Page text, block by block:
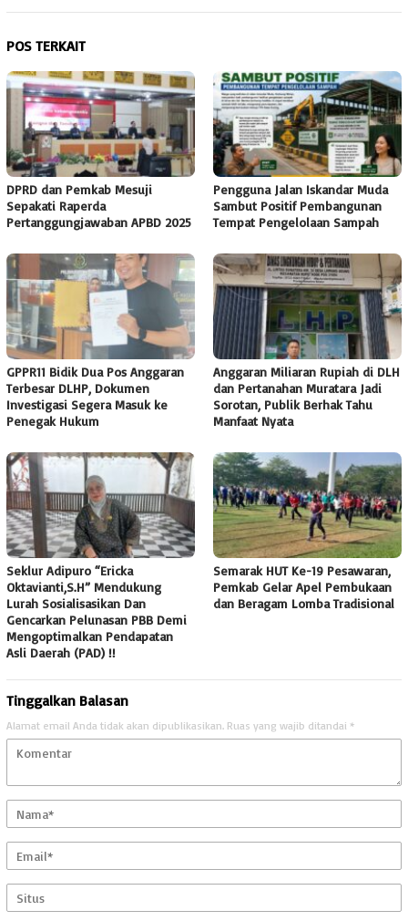
POS TERKAIT
DPRD dan Pemkab Mesuji
Sepakati Raperda
Pertanggungjawaban APBD 2025
Pengguna Jalan Iskandar Muda
Sambut Positif Pembangunan
Tempat Pengelolaan Sampah
GPPR11 Bidik Dua Pos Anggaran
Terbesar DLHP, Dokumen
Investigasi Segera Masuk ke
Penegak Hukum
Anggaran Miliaran Rupiah di DLH
dan Pertanahan Muratara Jadi
Sorotan, Publik Berhak Tahu
Manfaat Nyata
Seklur Adipuro “Ericka
Oktavianti,S.H” Mendukung
Lurah Sosialisasikan Dan
Gencarkan Pelunasan PBB Demi
Mengoptimalkan Pendapatan
Asli Daerah (PAD) !!
Semarak HUT Ke-19 Pesawaran,
Pemkab Gelar Apel Pembukaan
dan Beragam Lomba Tradisional
Tinggalkan Balasan
Alamat email Anda tidak akan dipublikasikan. Ruas yang wajib ditandai *